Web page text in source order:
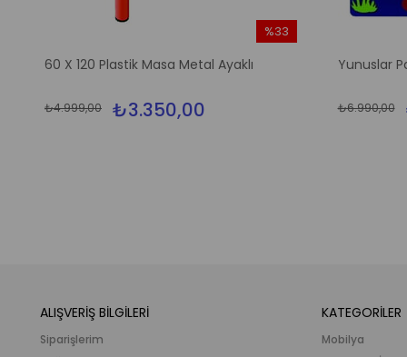
60 X 120 Plastik Masa Metal Ayaklı
₺3.350,00
₺4.999,00
%33
Yunuslar
₺6.990,00
ALIŞVERİŞ BİLGİLERİ
Siparişlerim
KATEGORİLER
Mobilya